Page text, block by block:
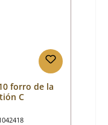
forro de la
C